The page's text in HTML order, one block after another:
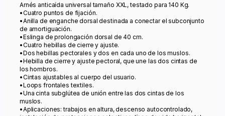
Arnés anticaída universal tamaño XXL, testado para 140 Kg.
•Cuatro puntos de fijación.
•Anilla de enganche dorsal destinada a conectar el subconjunto
de amortiguación.
•Eslinga de prolongación dorsal de 40 cm.
•Cuatro hebillas de cierre y ajuste.
•Dos hebillas pectorales y dos en cada uno de los muslos.
•Hebilla de cierre y ajuste pectoral, que une las dos cintas de
los hombros.
•Cintas ajustables al cuerpo del usuario.
•Loops frontales textiles.
•Una cinta subglútea de unión entre las dos cintas de los
muslos.
•Aplicaciones: trabajos en altura, descenso autocontrolado,